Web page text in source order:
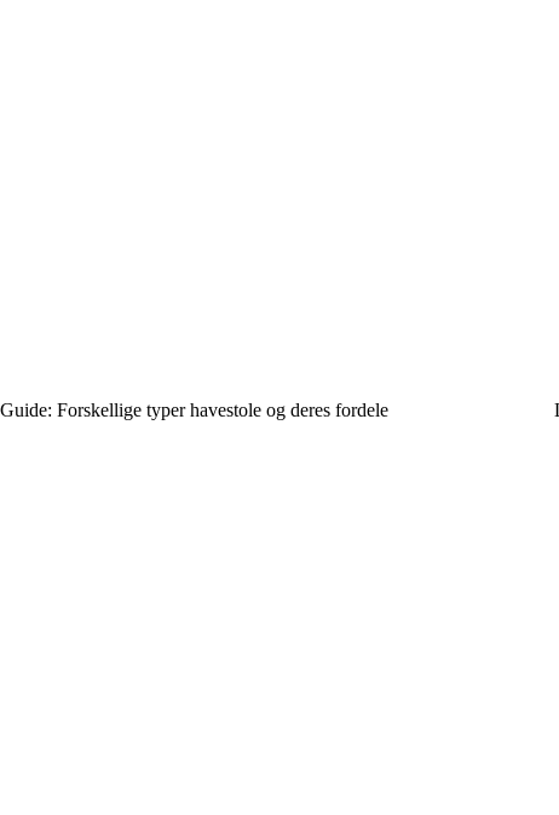
Guide: Forskellige typer havestole og deres fordele